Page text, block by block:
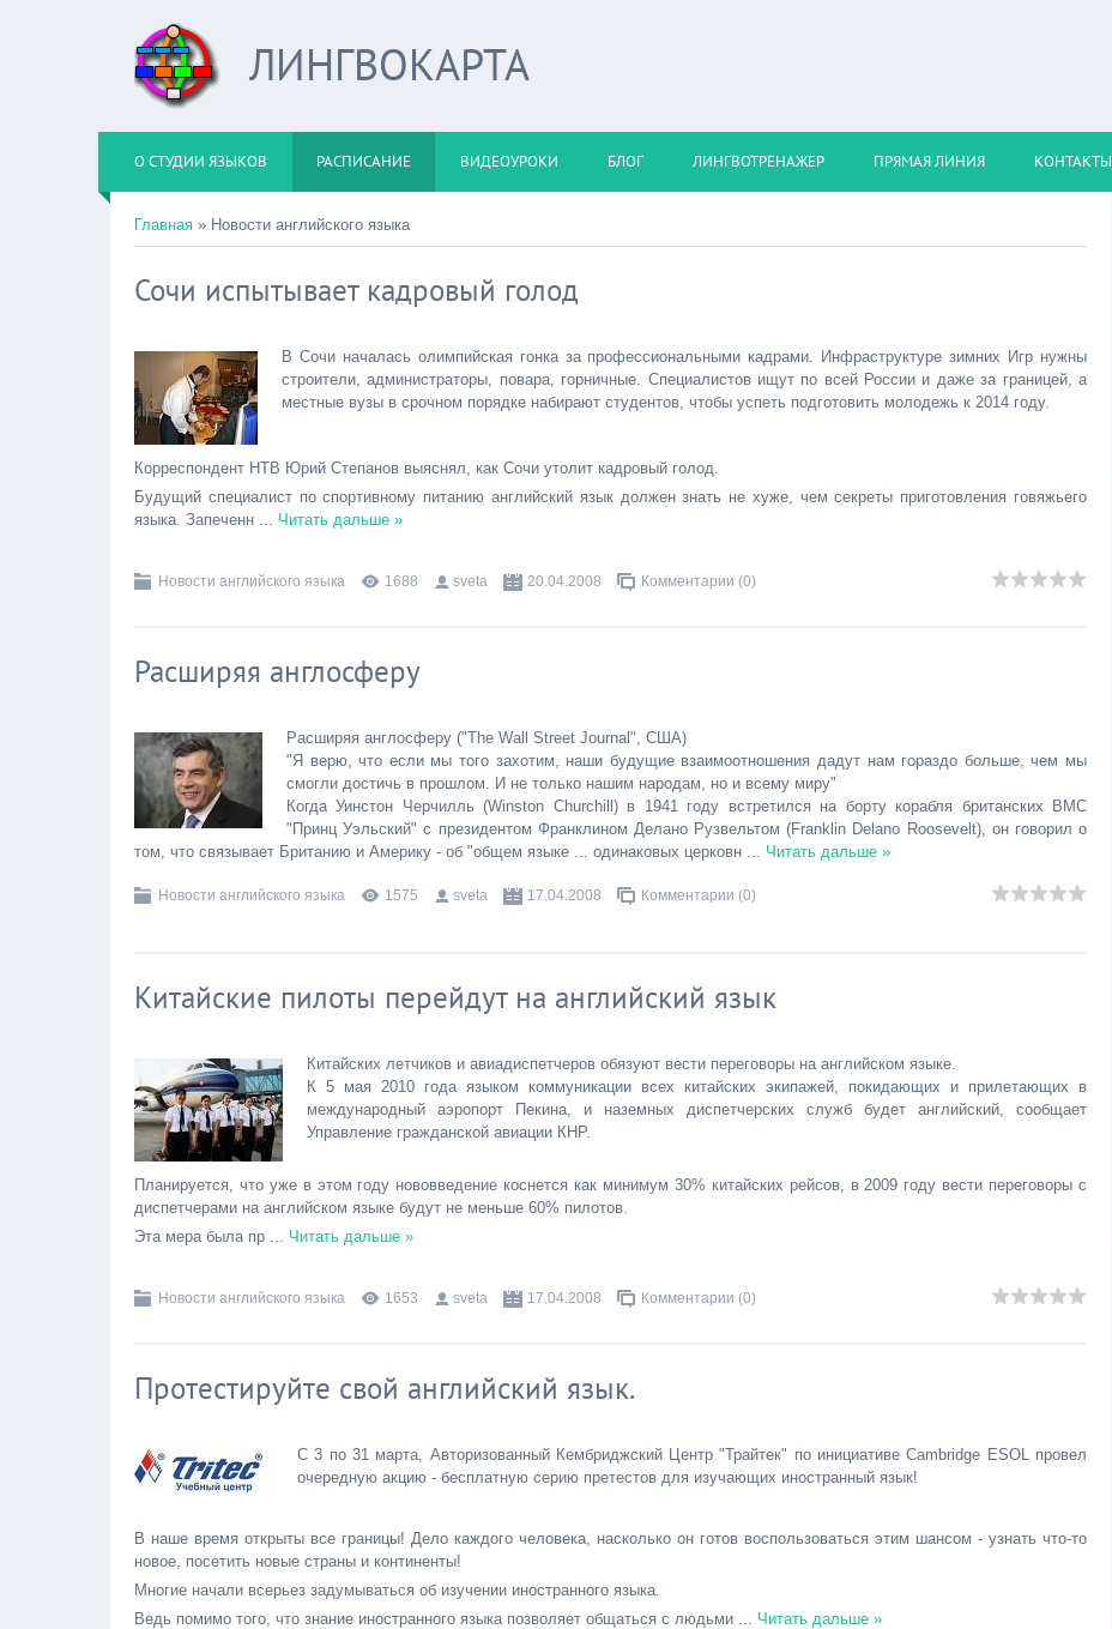
ЛИНГВОКАРТА
О СТУДИИ ЯЗЫКОВ РАСПИСАНИЕ ВИДЕОУРОКИ БЛОГ ЛИНГВОТРЕНАЖЕР ПРЯМАЯ ЛИНИЯ КОНТАКТЫ
Главная » Новости английского языка
Сочи испытывает кадровый голод
В Сочи началась олимпийская гонка за профессиональными кадрами. Инфраструктуре зимних Игр нужны
строители, администраторы, повара, горничные. Специалистов ищут по всей России и даже за границей, а
местные вузы в срочном порядке набирают студентов, чтобы успеть подготовить молодежь к 2014 году.
Корреспондент НТВ Юрий Степанов выяснял, как Сочи утолит кадровый голод.
Будущий специалист по спортивному питанию английский язык должен знать не хуже, чем секреты приготовления говяжьего
языка. Запеченн ... Читать дальше »
Новости английского языка 1688 sveta 20.04.2008 Комментарии (0)
Расширяя англосферу
Расширяя англосферу ("The Wall Street Journal", США)
"Я верю, что если мы того захотим, наши будущие взаимоотношения дадут нам гораздо больше, чем мы
смогли достичь в прошлом. И не только нашим народам, но и всему миру"
Когда Уинстон Черчилль (Winston Churchill) в 1941 году встретился на борту корабля британских ВМС
"Принц Уэльский" с президентом Франклином Делано Рузвельтом (Franklin Delano Roosevelt), он говорил о
том, что связывает Британию и Америку - об "общем языке ... одинаковых церковн ... Читать дальше »
Новости английского языка 1575 sveta 17.04.2008 Комментарии (0)
Китайские пилоты перейдут на английский язык
Китайских летчиков и авиадиспетчеров обязуют вести переговоры на английском языке.
К 5 мая 2010 года языком коммуникации всех китайских экипажей, покидающих и прилетающих в
международный аэропорт Пекина, и наземных диспетчерских служб будет английский, сообщает
Управление гражданской авиации КНР.
Планируется, что уже в этом году нововведение коснется как минимум 30% китайских рейсов, в 2009 году вести переговоры с
диспетчерами на английском языке будут не меньше 60% пилотов.
Эта мера была пр ... Читать дальше »
Новости английского языка 1653 sveta 17.04.2008 Комментарии (0)
Протестируйте свой английский язык.
С 3 по 31 марта, Авторизованный Кембриджский Центр "Трайтек" по инициативе Сambridge ESOL провел
очередную акцию - бесплатную серию претестов для изучающих иностранный язык!
В наше время открыты все границы! Дело каждого человека, насколько он готов воспользоваться этим шансом - узнать что-то
новое, посетить новые страны и континенты!
Многие начали всерьез задумываться об изучении иностранного языка.
Ведь помимо того, что знание иностранного языка позволяет общаться с людьми ... Читать дальше »